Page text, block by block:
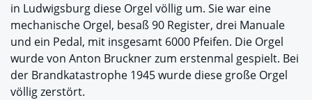
in Ludwigsburg diese Orgel völlig um. Sie war eine
mechanische Orgel, besaß 90 Register, drei Manuale
und ein Pedal, mit insgesamt 6000 Pfeifen. Die Orgel
wurde von Anton Bruckner zum erstenmal gespielt. Bei
der Brandkatastrophe 1945 wurde diese große Orgel
völlig zerstört.